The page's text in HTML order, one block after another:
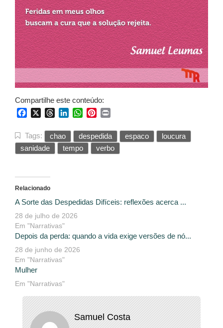
Compartilhe este conteúdo:
FacebookThreadsLinkedInWhatsApp
Pinterest
Tags: chao despedida espaco
loucura
sanidade
tempo verbo
Relacionado
A Sorte das Despedidas Difíceis: reflexões acerca ...
28 de julho de 2026
Em "Narrativas"
Depois da perda: quando a vida exige versões de nó...
28 de junho de 2026
Em "Narrativas"
Mulher
Em "Narrativas"
Samuel Costa